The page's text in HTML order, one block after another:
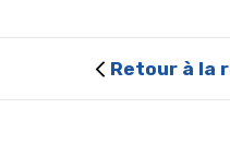
Retour à la